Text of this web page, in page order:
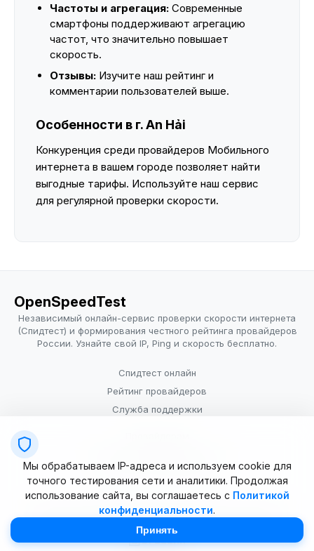
Частоты и агрегация: Современные
смартфоны поддерживают агрегацию
частот, что значительно повышает
скорость.
Отзывы: Изучите наш рейтинг и
комментарии пользователей выше.
Особенности в г. An Hải
Конкуренция среди провайдеров Мобильного
интернета в вашем городе позволяет найти
выгодные тарифы. Используйте наш сервис
для регулярной проверки скорости.
OpenSpeedTest
Независимый онлайн-сервис проверки скорости интернета
(Спидтест) и формирования честного рейтинга провайдеров
России. Узнайте свой IP, Ping и скорость бесплатно.
Спидтест онлайн
Рейтинг провайдеров
Служба поддержки
Условия использования
© 2025–2026 OpenSpeedTest (ИП Долматова В.В.). Все права
Мы обрабатываем IP-адреса и используем cookie для
точного тестирования сети и аналитики. Продолжая
использование сайта, вы соглашаетесь с Политикой
конфиденциальности.
Принять